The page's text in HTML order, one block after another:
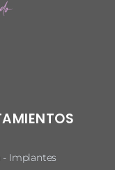
- Implantes